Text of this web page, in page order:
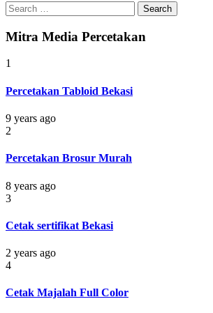
Search
for:
Mitra Media Percetakan
1
Percetakan Tabloid Bekasi
9 years ago
2
Percetakan Brosur Murah
8 years ago
3
Cetak sertifikat Bekasi
2 years ago
4
Cetak Majalah Full Color